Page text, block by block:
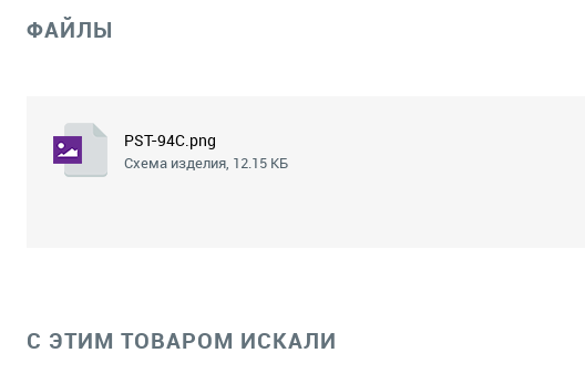
ФАЙЛЫ
PST-94C.png
Схема изделия, 12.15 КБ
C ЭТИМ ТОВАРОМ ИСКАЛИ